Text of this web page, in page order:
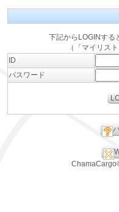
下記からLOGINする
（「マイリス
ID
パスワード